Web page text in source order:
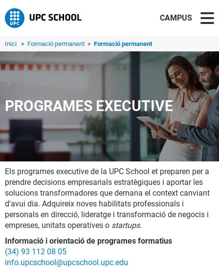
CAMPUS
Inici > Formació permanent > Formació permanent
PROGRAMES EXECUTIVE
Els programes executive de la UPC School et preparen per a
prendre decisions empresarials estratègiques i aportar les
solucions transformadores que demana el context canviant
d'avui dia. Adquireix noves habilitats professionals i
personals en direcció, lideratge i transformació de negocis i
empreses, unitats operatives o startups.
Informació i orientació de programes formatius
(34) 93 112 08 05
info.upcschool@upcschool.upc.edu